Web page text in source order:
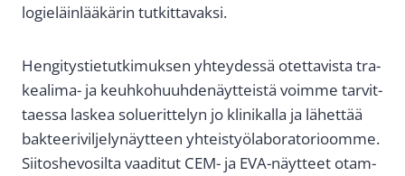
lo­gie­läin­lää­kä­rin tut­kit­ta­vak­si.
Hen­gi­tys­tie­tut­ki­muk­sen yhtey­des­sä otet­ta­vis­ta tra­
kea­li­ma- ja keuh­ko­huuh­de­näyt­teis­tä voim­me tar­vit­
taes­sa las­kea solue­rit­te­lyn jo kli­ni­kal­la ja lähet­tää
bak­tee­ri­vil­je­ly­näyt­teen yhteis­työ­la­bo­ra­to­rioom­me.
Sii­tos­he­vo­sil­ta vaa­di­tut CEM- ja EVA-näyt­teet otam­